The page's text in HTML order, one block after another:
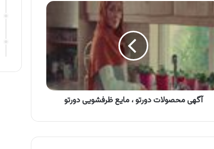
آگهی محصولات دورتو ، مایع ظرفشویی دورتو